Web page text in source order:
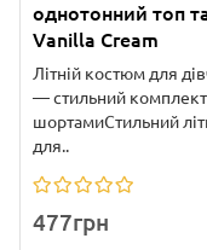
однотонний топ
Vanilla Cream
Літній костюм для
— стильний комплект
шортамиСтильний
для..
477грн